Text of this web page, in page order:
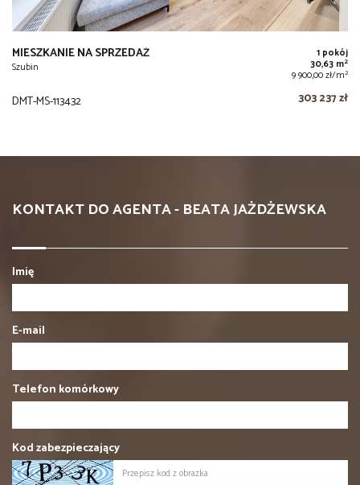
MIESZKANIE NA SPRZEDAŻ
Szubin
1 pokój
30,63 m2
9 900,00 zł/m2
DMT-MS-113432 303 237 zł
KONTAKT DO AGENTA - BEATA JAŻDŻEWSKA
Imię
E-mail
Telefon komórkowy
Kod zabezpieczający